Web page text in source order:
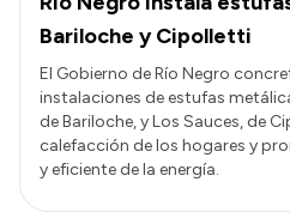
Bariloche y Cipolletti
El Gobierno de Río Negro
instalaciones de estufas
de Bariloche, y Los Sauces, de
calefacción de los hogares y
y eficiente de la energía.